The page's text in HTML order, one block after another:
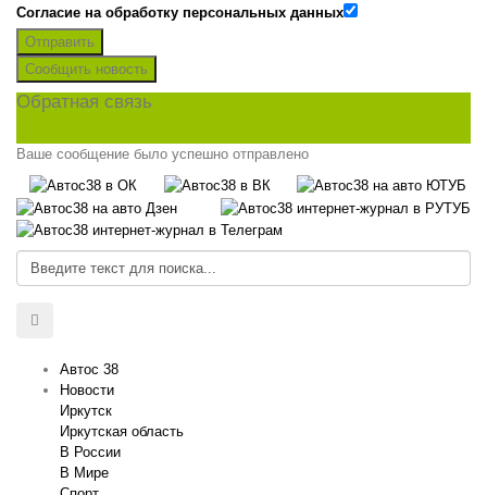
Согласие на обработку персональных данных
Отправить
Сообщить новость
Обратная связь
Ваше сообщение было успешно отправлено
Автос 38
Новости
Иркутск
Иркутская область
В России
В Мире